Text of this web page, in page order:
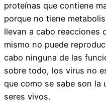
proteínas que contiene
porque no tiene
llevan a cabo reacciones
mismo no puede
cabo ninguna de las
sobre todo, los virus no
que como se sabe son la
seres vivos.